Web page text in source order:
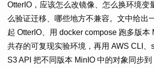
OtterIO，应该怎么改镜像、怎么换环境变
么验证迁移、哪些地方不兼容。文中给出
起 OtterIO、用 docker compose 跑多版本
共存的可复现实验环境，再用 AWS CLI、
S3 API 把不同版本 MinIO 中的对象同步